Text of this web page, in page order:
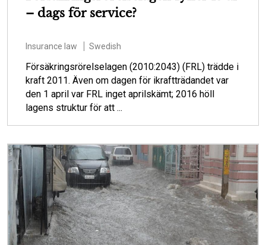
– dags för service?
Insurance law Swedish
Försäkringsrörelselagen (2010:2043) (FRL) trädde i
kraft 2011. Även om dagen för ikraftträdandet var
den 1 april var FRL inget aprilskämt; 2016 höll
lagens struktur för att ...